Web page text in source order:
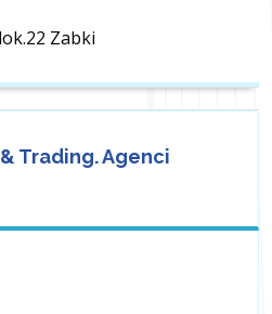
Zabki
Trading. Agenci